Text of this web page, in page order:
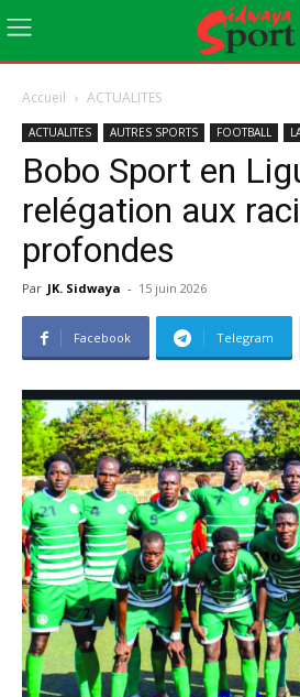
Accueil ACTUALITES
ACTUALITES AUTRES SPORTS FOOTBALL
Bobo Sport en
relégation aux
profondes
Par JK. Sidwaya - 15 juin 2026
Facebook Telegram